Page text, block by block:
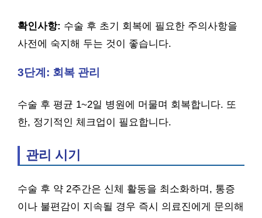
확인사항: 수술 후 초기 회복에 필요한 주의사항을
사전에 숙지해 두는 것이 좋습니다.
3단계: 회복 관리
수술 후 평균 1~2일 병원에 머물며 회복합니다. 또
한, 정기적인 체크업이 필요합니다.
관리 시기
수술 후 약 2주간은 신체 활동을 최소화하며, 통증
이나 불편감이 지속될 경우 즉시 의료진에게 문의해